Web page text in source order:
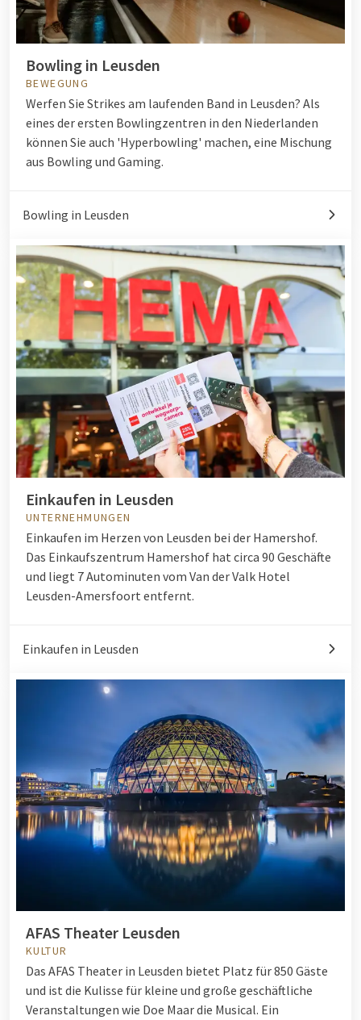
Bowling in Leusden
BEWEGUNG
Werfen Sie Strikes am laufenden Band in Leusden? Als
eines der ersten Bowlingzentren in den Niederlanden
können Sie auch 'Hyperbowling' machen, eine Mischung
aus Bowling und Gaming.
Bowling in Leusden
Einkaufen in Leusden
UNTERNEHMUNGEN
Einkaufen im Herzen von Leusden bei der Hamershof.
Das Einkaufszentrum Hamershof hat circa 90 Geschäfte
und liegt 7 Autominuten vom Van der Valk Hotel
Leusden-Amersfoort entfernt.
Einkaufen in Leusden
AFAS Theater Leusden
KULTUR
Das AFAS Theater in Leusden bietet Platz für 850 Gäste
und ist die Kulisse für kleine und große geschäftliche
Veranstaltungen wie Doe Maar die Musical. Ein